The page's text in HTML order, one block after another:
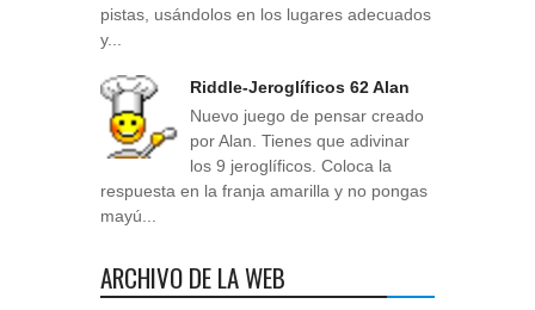
pistas, usándolos en los lugares adecuados
y...
Riddle-Jeroglíficos 62 Alan
Nuevo juego de pensar creado
por Alan. Tienes que adivinar
los 9 jeroglíficos. Coloca la
respuesta en la franja amarilla y no pongas
mayú...
ARCHIVO DE LA WEB